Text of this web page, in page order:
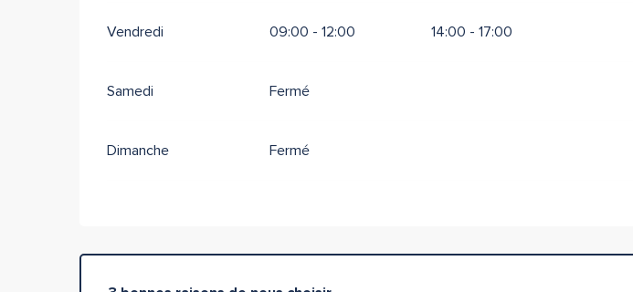
Vendredi 09:00 - 12:00 14:00 - 17:00
Samedi Fermé
Dimanche Fermé